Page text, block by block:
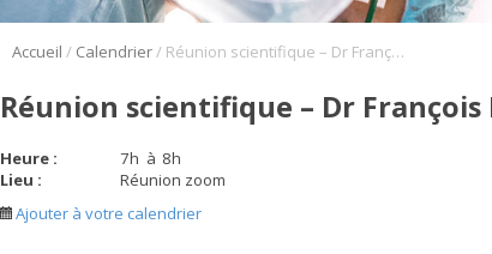
Accueil / Calendrier/ Réunion scientifique – Dr François Martin Carrier
Réunion scientifique – Dr
Heure : 7h à 8h
Lieu :
Réunion zoom
Ajouter à votre calendrier